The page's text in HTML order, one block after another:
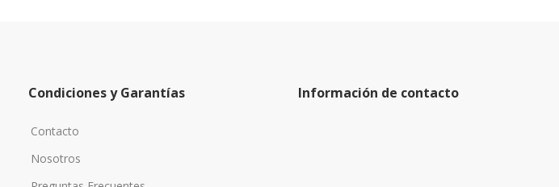
Condiciones y Garantías
Contacto
Nosotros
Información de contacto